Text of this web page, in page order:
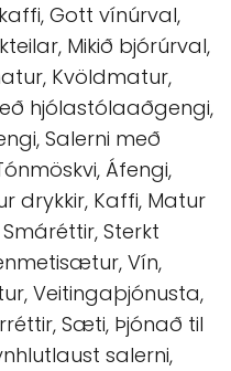
Gott vínúrval,
Mikið bjórúrval,
Kvöldmatur,
hjólastólaaðgengi,
Salerni með
Áfengi,
drykkir, Kaffi, Matur
Sterkt
Vín,
Veitingaþjónusta,
Sæti, Þjónað til
salerni,